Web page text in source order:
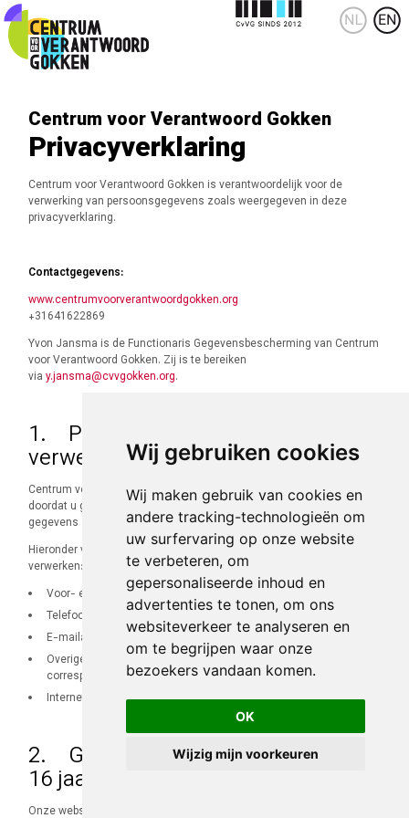
Wij gebruiken cookies
Wij maken gebruik van cookies en
andere tracking-technologieën om
uw surfervaring op onze website
te verbeteren, om
gepersonaliseerde inhoud en
advertenties te tonen, om ons
websiteverkeer te analyseren en
om te begrijpen waar onze
bezoekers vandaan komen.
OK
Wijzig mijn voorkeuren
Centrum voor Verantwoord Gokken
Privacyverklaring
Centrum voor Verantwoord Gokken is verantwoordelijk voor de
verwerking van persoonsgegevens zoals weergegeven in deze
privacyverklaring.
Contactgegevens:
www.centrumvoorverantwoordgokken.org
+31641622869
Yvon Jansma is de Functionaris Gegevensbescherming van Centrum
voor Verantwoord Gokken. Zij is te bereiken
viay.jansma@cvvgokken.org.
1. Persoonsgegevens die wij
verwerken
Centrum voor Verantwoord Gokken verwerkt uw persoonsgegevens
doordat u gebruik maakt van onze diensten en/of omdat u deze
gegevens zelf aan ons hebt verstrekt.
Hieronder vindt u een overzicht van de persoonsgegevens die wij
verwerken:
Voor- en achternaam;
Telefoonnummer;
E-mailadres;
Overige persoonsgegevens die u actief verstrekt, bijvoorbeeld in
correspondentie en telefonisch;
Internetbrowser en apparaat-type.
2. Gegevensverwerking onder de
16 jaar
Onze website en/of dienst heeft niet de intentie gegevens te